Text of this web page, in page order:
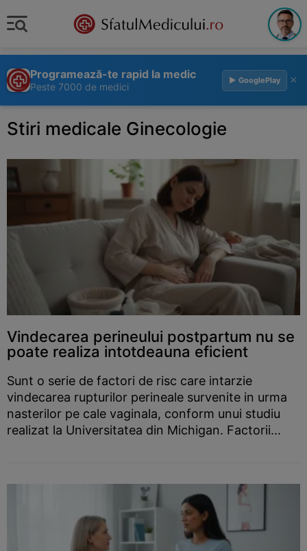
Programează-te rapid la medic
Peste 7000 de medici
▶ GooglePlay ×
Stiri medicale Ginecologie
Vindecarea perineului postpartum nu se
poate realiza intotdeauna eficient
Sunt o serie de factori de risc care intarzie
vindecarea rupturilor perineale survenite in urma
nasterilor pe cale vaginala, conform unui studiu
realizat la Universitatea din Michigan. Factorii...